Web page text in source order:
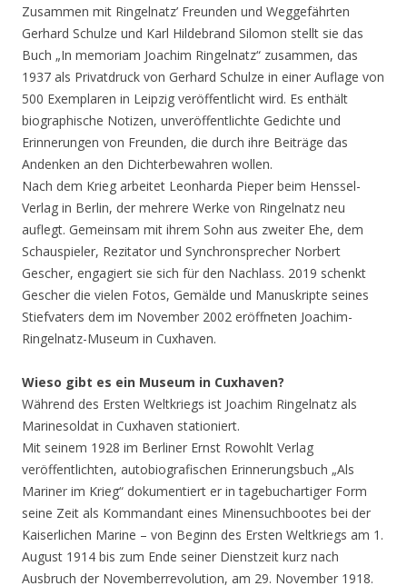
Zusammen mit Ringelnatz’ Freunden und Weggefährten
Gerhard Schulze und Karl Hildebrand Silomon stellt sie das
Buch „In memoriam Joachim Ringelnatz“ zusammen, das
1937 als Privatdruck von Gerhard Schulze in einer Auflage von
500 Exemplaren in Leipzig veröffentlicht wird. Es enthält
biographische Notizen, unveröffentlichte Gedichte und
Erinnerungen von Freunden, die durch ihre Beiträge das
Andenken an den Dichterbewahren wollen.
Nach dem Krieg arbeitet Leonharda Pieper beim Henssel-
Verlag in Berlin, der mehrere Werke von Ringelnatz neu
auflegt. Gemeinsam mit ihrem Sohn aus zweiter Ehe, dem
Schauspieler, Rezitator und Synchronsprecher Norbert
Gescher, engagiert sie sich für den Nachlass. 2019 schenkt
Gescher die vielen Fotos, Gemälde und Manuskripte seines
Stiefvaters dem im November 2002 eröffneten Joachim-
Ringelnatz-Museum in Cuxhaven.
Wieso gibt es ein Museum in Cuxhaven?
Während des Ersten Weltkriegs ist Joachim Ringelnatz als
Marinesoldat in Cuxhaven stationiert.
Mit seinem 1928 im Berliner Ernst Rowohlt Verlag
veröffentlichten, autobiografischen Erinnerungsbuch „Als
Mariner im Krieg“ dokumentiert er in tagebuchartiger Form
seine Zeit als Kommandant eines Minensuchbootes bei der
Kaiserlichen Marine – von Beginn des Ersten Weltkriegs am 1.
August 1914 bis zum Ende seiner Dienstzeit kurz nach
Ausbruch der Novemberrevolution, am 29. November 1918.